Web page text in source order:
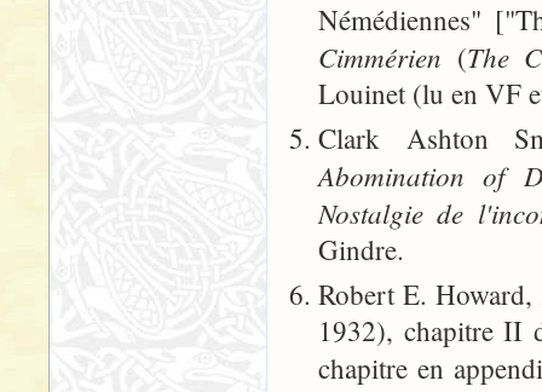
Némédiennes"
Cimmérien (The
Louinet (lu en VF
Clark Ashton
Abomination of
Nostalgie de
Gindre.
Robert E. Howard,
1932), chapitre II
chapitre en